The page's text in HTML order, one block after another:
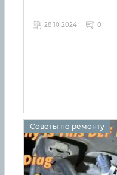
28 10 2024 0
Советы по ремонту